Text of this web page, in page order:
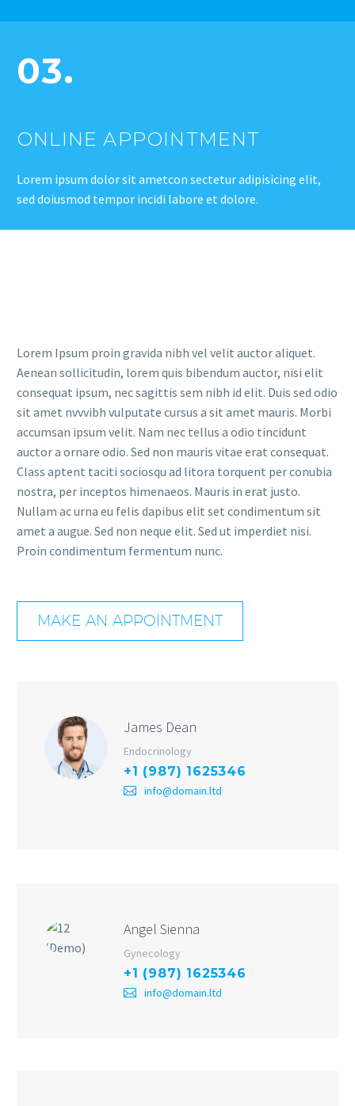
03.
ONLINE APPOINTMENT
Lorem ipsum dolor sit ametcon sectetur adipisicing elit,
sed doiusmod tempor incidi labore et dolore.
Lorem Ipsum proin gravida nibh vel velit auctor aliquet.
Aenean sollicitudin, lorem quis bibendum auctor, nisi elit
consequat ipsum, nec sagittis sem nibh id elit. Duis sed odio
sit amet nvvvibh vulputate cursus a sit amet mauris. Morbi
accumsan ipsum velit. Nam nec tellus a odio tincidunt
auctor a ornare odio. Sed non mauris vitae erat consequat.
Class aptent taciti sociosqu ad litora torquent per conubia
nostra, per inceptos himenaeos. Mauris in erat justo.
Nullam ac urna eu felis dapibus elit set condimentum sit
amet a augue. Sed non neque elit. Sed ut imperdiet nisi.
Proin condimentum fermentum nunc.
MAKE AN APPOINTMENT
James Dean
Endocrinology
+1 (987) 1625346
info@domain.ltd
Angel Sienna
Gynecology
+1 (987) 1625346
info@domain.ltd